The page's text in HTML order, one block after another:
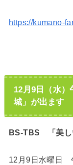
https://kumano-
12月9日（水
城」が出ます
BS-TBS 「美し
12月9日水曜日